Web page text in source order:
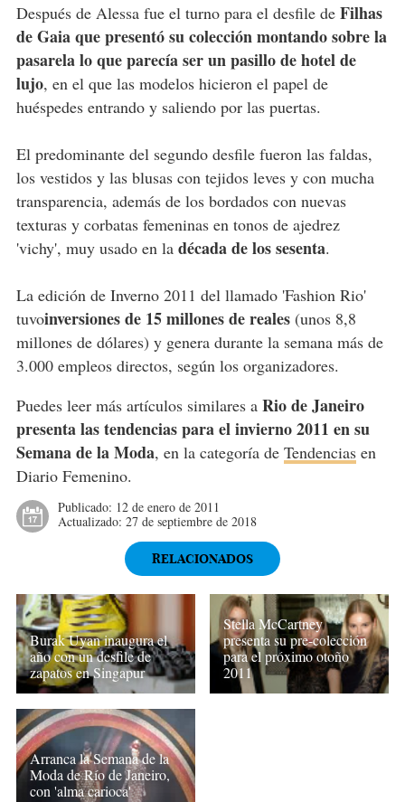
Después de Alessa fue el turno para el desfile de Filhas
de Gaia que presentó su colección montando sobre la
pasarela lo que parecía ser un pasillo de hotel de
lujo, en el que las modelos hicieron el papel de
huéspedes entrando y saliendo por las puertas.
El predominante del segundo desfile fueron las faldas,
los vestidos y las blusas con tejidos leves y con mucha
transparencia, además de los bordados con nuevas
texturas y corbatas femeninas en tonos de ajedrez
'vichy', muy usado en la década de los sesenta.
La edición de Inverno 2011 del llamado 'Fashion Rio'
tuvoinversiones de 15 millones de reales(unos 8,8
millones de dólares) y genera durante la semana más de
3.000 empleos directos, según los organizadores.
Puedes leer más artículos similares a Rio de Janeiro
presenta las tendencias para el invierno 2011 en su
Semana de la Moda, en la categoría de Tendenciasen
Diario Femenino.
Publicado: 12 de enero de 2011
Actualizado: 27 de septiembre de 2018
RELACIONADOS
Burak Uyan inaugura el
año con un desfile de
zapatos en Singapur
Stella McCartney
presenta su pre-colección
para el próximo otoño
2011
Arranca la Semana de la
Moda de Río de Janeiro,
con 'alma carioca'